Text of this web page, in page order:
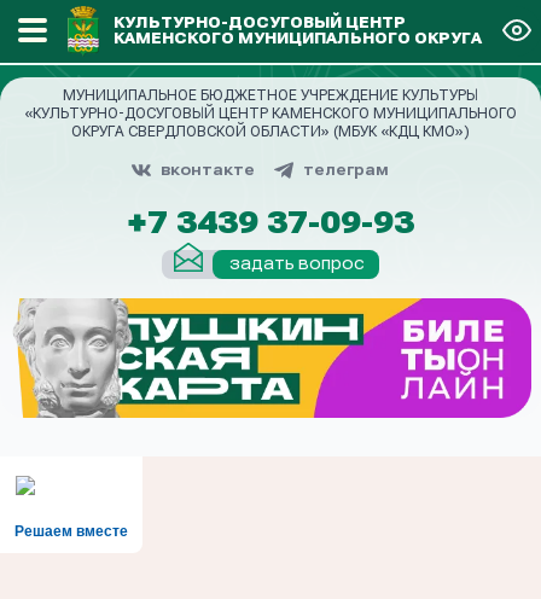
КУЛЬТУРНО-ДОСУГОВЫЙ ЦЕНТР
КАМЕНСКОГО МУНИЦИПАЛЬНОГО ОКРУГА
МУНИЦИПАЛЬНОЕ БЮДЖЕТНОЕ УЧРЕЖДЕНИЕ КУЛЬТУРЫ
«КУЛЬТУРНО-ДОСУГОВЫЙ ЦЕНТР КАМЕНСКОГО МУНИЦИПАЛЬНОГО
ОКРУГА СВЕРДЛОВСКОЙ ОБЛАСТИ» (МБУК «КДЦ КМО»)
вконтакте телеграм
+7 3439 37-09-93
задать вопрос
Решаем вместе